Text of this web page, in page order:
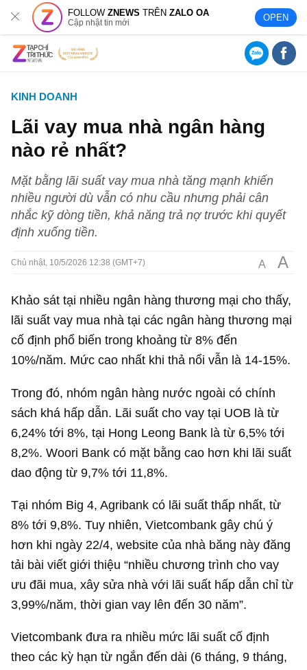
FOLLOWZNEWS TRÊNZALO OA
Cập nhật tin mới OPEN
KINH DOANH
Lãi vay mua nhà ngân hàng
nào rẻ nhất?
Mặt bằng lãi suất vay mua nhà tăng mạnh khiến
nhiều người dù vẫn có nhu cầu nhưng phải cân
nhắc kỹ dòng tiền, khả năng trả nợ trước khi quyết
định xuống tiền.
Chủ nhật, 10/5/2026 12:38 (GMT+7) A A
Khảo sát tại nhiều ngân hàng thương mại cho thấy,
lãi suất vay mua nhà tại các ngân hàng thương mại
cố định phổ biến trong khoảng từ 8% đến
10%/năm. Mức cao nhất khi thả nổi vẫn là 14-15%.
Trong đó, nhóm ngân hàng nước ngoài có chính
sách khá hấp dẫn. Lãi suất cho vay tại UOB là từ
6,24% tới 8%, tại Hong Leong Bank là từ 6,5% tới
8,2%. Woori Bank có mặt bằng cao hơn khi lãi suất
dao động từ 9,7% tới 11,8%.
Tại nhóm Big 4, Agribank có lãi suất thấp nhất, từ
8% tới 9,8%. Tuy nhiên, Vietcombank gây chú ý
hơn khi ngày 22/4, website của nhà băng này đăng
tải bài viết giới thiệu “nhiều chương trình cho vay
ưu đãi mua, xây sửa nhà với lãi suất hấp dẫn chỉ từ
3,99%/năm, thời gian vay lên đến 30 năm”.
Vietcombank đưa ra nhiều mức lãi suất cố định
theo các kỳ hạn từ ngắn đến dài (6 tháng, 9 tháng,